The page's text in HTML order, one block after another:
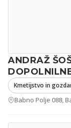
ANDRAŽ
Kmetijstvo in
Babno Polje 088,